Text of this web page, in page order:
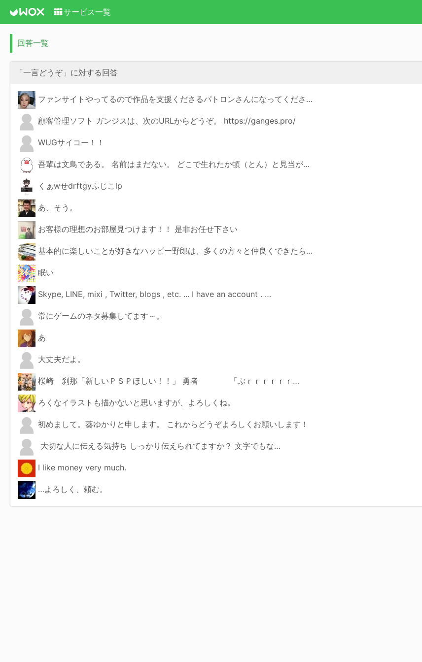
サービス一覧
回答一覧
「一言どうぞ」に対する回答
ファンサイトやってるので作品を支援くださるパトロンさんになってくださ…
顧客管理ソフト ガンジスは、次のURLからどうぞ。 https://ganges.pro/
WUGサイコー！！
吾輩は文鳥である。 名前はまだない。 どこで生れたか頓（とん）と見当が…
くぁwせdrftgyふじこlp
あ、そう。
お客様の理想のお部屋見つけます！！ 是非お任せ下さい
基本的に楽しいことが好きなハッピー野郎は、多くの方々と仲良くできたら…
眠い
Skype, LINE, mixi , Twitter, blogs , etc. ... I have an account . …
常にゲームのネタ募集してます～。
あ
大丈夫だよ。
桜崎 刹那「新しいＰＳＰほしい！！」 勇者 「ぶｒｒｒｒｒｒ…
ろくなイラストも描かないと思いますが、よろしくね。
初めまして。葵ゆかりと申します。 これからどうぞよろしくお願いします！
大切な人に伝える気持ち しっかり伝えられてますか？ 文字でもな…
I like money very much.
…よろしく、頼む。